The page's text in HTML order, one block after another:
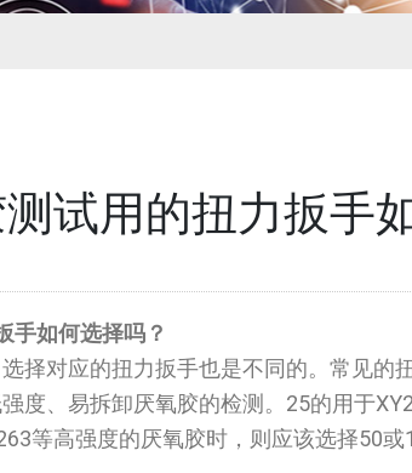
试用的扭力扳手
手如何选择吗？
择对应的扭力扳手也是不同的。常见的
度、易拆卸厌氧胶的检测。25的用于
等高强度的厌氧胶时，则应该选择50或